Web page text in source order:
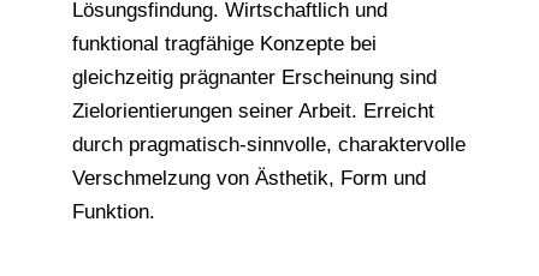
Lösungsfindung. Wirtschaftlich und
funktional tragfähige Konzepte bei
gleichzeitig prägnanter Erscheinung sind
Zielorientierungen seiner Arbeit. Erreicht
durch pragmatisch-sinnvolle, charaktervolle
Verschmelzung von Ästhetik, Form und
Funktion.